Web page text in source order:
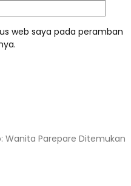
web saya pada peramban